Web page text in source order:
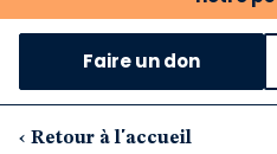
Notre
Nos
Faire un don
‹ Retour à l'accueil